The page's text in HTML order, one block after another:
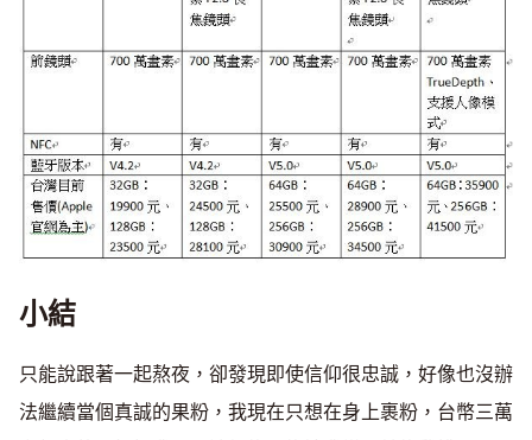
小結
只能說跟著一起熬夜，卻發現即使信仰很忠誠，好像也沒辦
法繼續當個真誠的果粉，我現在只想在身上裹粉，台幣三萬